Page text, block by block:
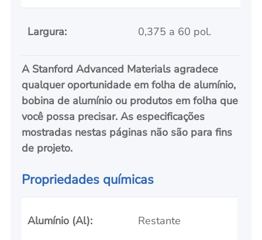
Largura: 0,375 a 60 pol.
A Stanford Advanced Materials agradece
qualquer oportunidade em folha de alumínio,
bobina de alumínio ou produtos em folha que
você possa precisar. As especificações
mostradas nestas páginas não são para fins
de projeto.
Propriedades químicas
Alumínio (Al): Restante